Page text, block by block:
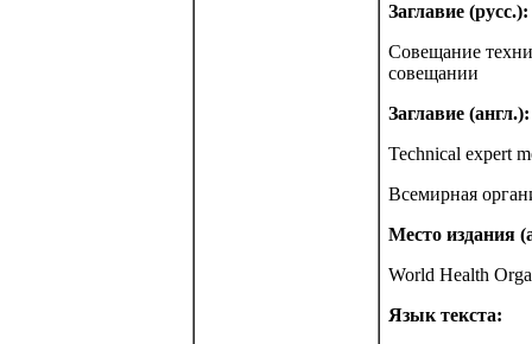
Заглавие (русс.):
Совещание
совещании
Заглавие (англ.):
Technical expert
Всемирная
Место издания
World Health
Язык текста: